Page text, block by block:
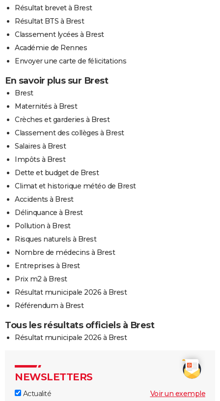
Résultat brevet à Brest
Résultat BTS à Brest
Classement lycées à Brest
Académie de Rennes
Envoyer une carte de félicitations
En savoir plus sur Brest
Brest
Maternités à Brest
Crèches et garderies à Brest
Classement des collèges à Brest
Salaires à Brest
Impôts à Brest
Dette et budget de Brest
Climat et historique météo de Brest
Accidents à Brest
Délinquance à Brest
Pollution à Brest
Risques naturels à Brest
Nombre de médecins à Brest
Entreprises à Brest
Prix m2 à Brest
Résultat municipale 2026 à Brest
Référendum à Brest
Tous les résultats officiels à Brest
Résultat municipale 2026 à Brest
NEWSLETTERS
Actualité
Voir un exemple